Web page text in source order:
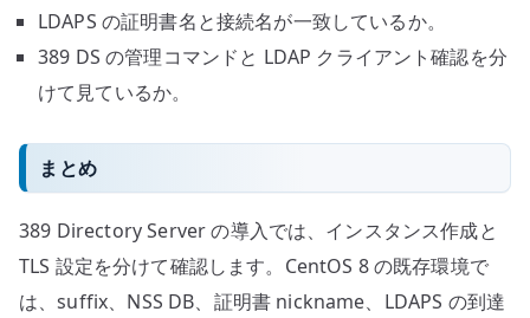
LDAPS の証明書名と接続名が一致しているか。
389 DS の管理コマンドと LDAP クライアント確認を分
けて見ているか。
まとめ
389 Directory Server の導入では、インスタンス作成と
TLS 設定を分けて確認します。CentOS 8 の既存環境で
は、suffix、NSS DB、証明書 nickname、LDAPS の到達